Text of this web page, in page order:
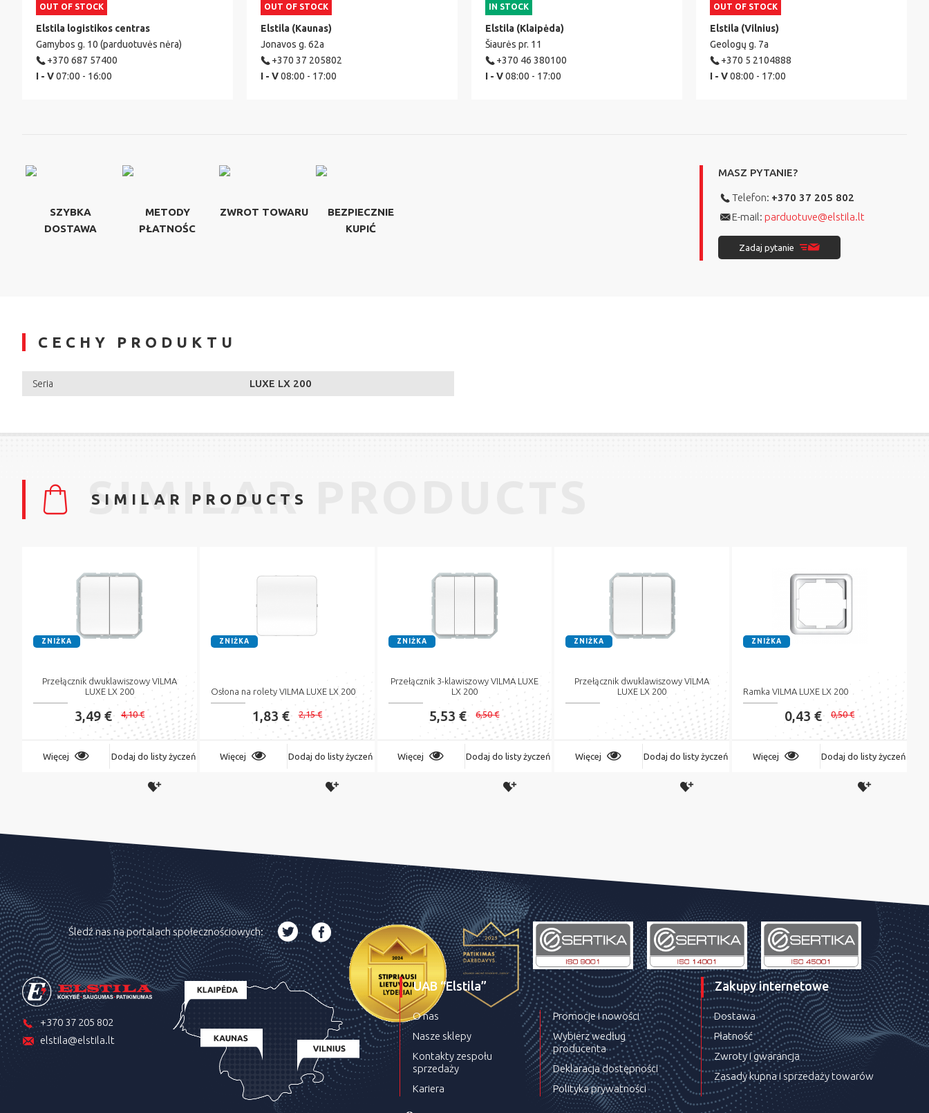
OUT OF STOCK
Elstila logistikos centras
Gamybos g. 10 (parduotuvės nėra)
+370 687 57400
I - V07:00 - 16:00
OUT OF STOCK
Elstila (Kaunas)
Jonavos g. 62a
+370 37 205802
I - V08:00 - 17:00
IN STOCK
Elstila (Klaipėda)
Šiaurės pr. 11
+370 46 380100
I - V08:00 - 17:00
OUT OF STOCK
Elstila (Vilnius)
Geologų g. 7a
+370 5 2104888
I - V08:00 - 17:00
SZYBKA
DOSTAWA
METODY
PŁATNOŚC
ZWROT TOWARU
BEZPIECZNIE
KUPIĆ
MASZ PYTANIE?
Telefon: +370 37 205 802
E-mail: parduotuve@elstila.lt
Zadaj pytanie
CECHY PRODUKTU
Seria LUXE LX 200
SIMILAR PRODUCTS
SIMILAR PRODUCTS
ZNIŻKA
Przełącznik dwuklawiszowy VILMA
LUXE LX 200
3,49 € 4,10 €
Więcej Dodaj do listy życzeń
ZNIŻKA
Osłona na rolety VILMA LUXE LX 200
1,83 € 2,15 €
Więcej Dodaj do listy życzeń
ZNIŻKA
Przełącznik 3-klawiszowy VILMA LUXE
LX 200
5,53 € 6,50 €
Więcej Dodaj do listy życzeń
ZNIŻKA
Przełącznik dwuklawiszowy VILMA
LUXE LX 200
Więcej Dodaj do listy życzeń
ZNIŻKA
Ramka VILMA LUXE LX 200
0,43 € 0,50 €
Więcej Dodaj do listy życzeń
Śledź nas na portalach społecznościowych:
+370 37 205 802
elstila@elstila.lt
UAB “Elstila”
O nas
Nasze sklepy
Kontakty zespołu
sprzedaży
Kariera
Promocje i nowości
Wybierz według
producenta
Deklaracja dostępności
Polityka prywatności
Zakupy internetowe
Dostawa
Płatność
Zwroty i gwarancja
Zasady kupna i sprzedaży towarów